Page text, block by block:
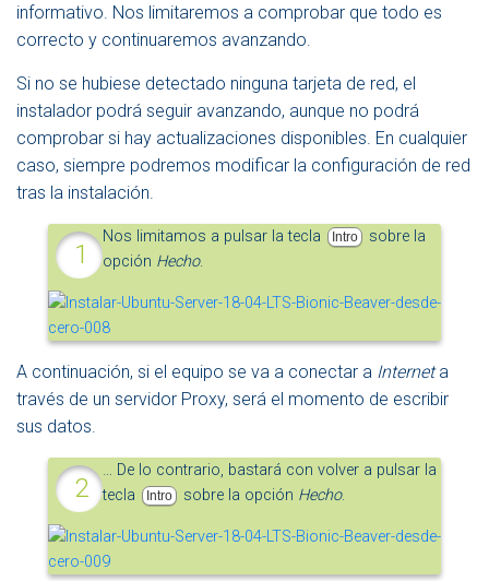
informativo. Nos limitaremos a comprobar que todo es
correcto y continuaremos avanzando.
Si no se hubiese detectado ninguna tarjeta de red, el
instalador podrá seguir avanzando, aunque no podrá
comprobar si hay actualizaciones disponibles. En cualquier
caso, siempre podremos modificar la configuración de red
tras la instalación.
Nos limitamos a pulsar la tecla Intro
sobre la
opción Hecho.
A continuación, si el equipo se va a conectar a Interneta
través de un servidor Proxy, será el momento de escribir
sus datos.
… De lo contrario, bastará con volver a pulsar la
tecla
Intro sobre la opción Hecho.